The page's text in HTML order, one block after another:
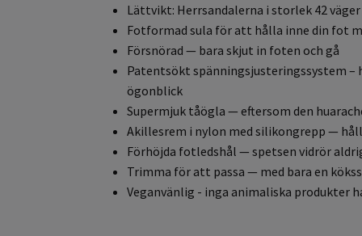
Lättvikt: Herrsandalerna i storlek 42
Fotformad sula för att hålla inne din fot
Försnörad — bara skjut in foten och gå
Patentsökt spänningsjusteringssystem –
ögonblick
Supermjuk tåögla — eftersom den
Akillesrem i nylon med silikongrepp —
Förhöjda fotledshål — spetsen vidrör
Trimma för att passa — med bara en
Veganvänlig - inga animaliska produkter